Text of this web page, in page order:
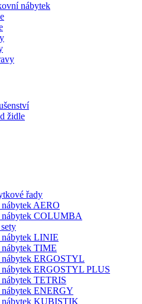
nábytek
židle
řady
AERO
nábytek COLUMBA
nábytek LINIE
TIME
nábytek ERGOSTYL
nábytek ERGOSTYL PLUS
TETRIS
nábytek ENERGY
nábytek KUBISTIK